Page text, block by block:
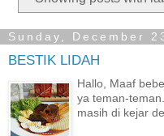
Sunday, December
BESTIK LIDAH
Hallo, Maaf
ya teman-
masih di kejar